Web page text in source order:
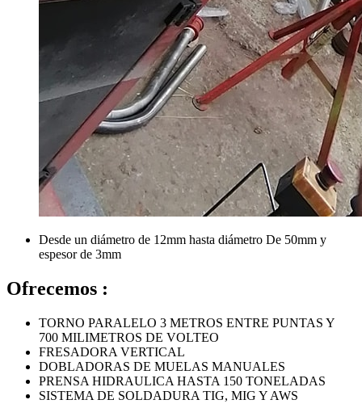
Desde un diámetro de 12mm hasta diámetro De 50mm y
espesor de 3mm
Ofrecemos :
TORNO PARALELO 3 METROS ENTRE PUNTAS Y
700 MILIMETROS DE VOLTEO
FRESADORA VERTICAL
DOBLADORAS DE MUELAS MANUALES
PRENSA HIDRAULICA HASTA 150 TONELADAS
SISTEMA DE SOLDADURA TIG, MIG Y AWS